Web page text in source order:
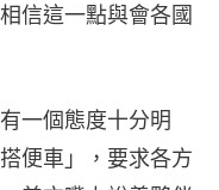
信這一點與會各國
一個態度十分明
便車」，要求各方